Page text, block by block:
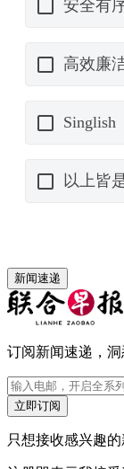
新闻速递
订阅新闻速递，洞
立即订阅
只想接收感兴趣